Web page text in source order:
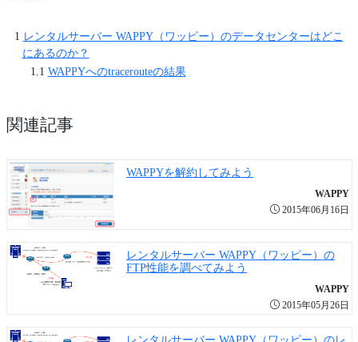
レンタルサーバー WAPPY（ワッピー）のデータセンターはどこ
にあるのか？
WAPPYへのtracerouteの結果
関連記事
WAPPYを解約してみよう
WAPPY
2015年06月16日
レンタルサーバー WAPPY（ワッピー）の
FTP性能を調べてみよう
WAPPY
2015年05月26日